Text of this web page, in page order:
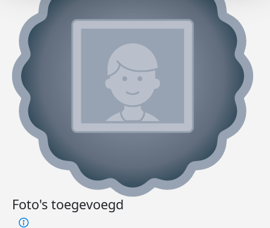
Foto's toegevoegd